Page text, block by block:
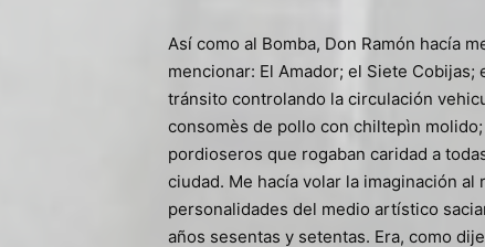
Así como al Bomba, Don Ramón hacía
mencionar: El Amador; el Siete
tránsito controlando la circulación
consomès de pollo con chiltepìn
pordioseros que rogaban caridad a
ciudad. Me hacía volar la imaginación
personalidades del medio artístico
años sesentas y setentas. Era, como